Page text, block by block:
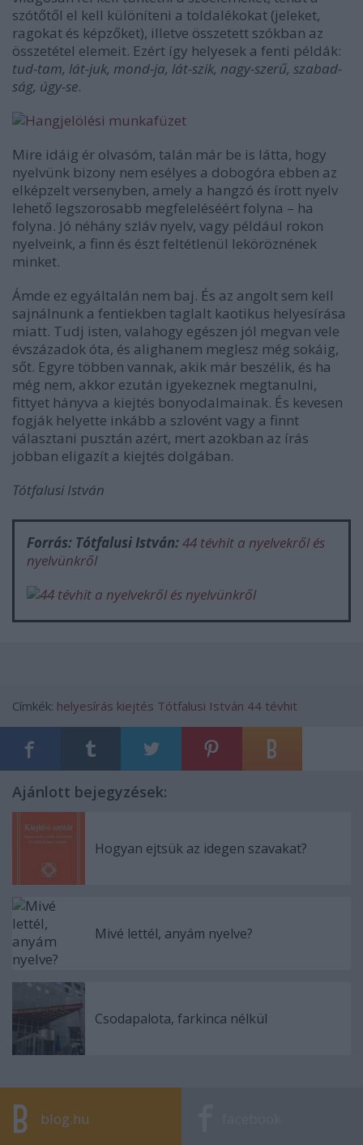
szótőtől el kell különíteni a toldalékokat (jeleket,
ragokat és képzőket), illetve összetett szókban az
összetétel elemeit. Ezért így helyesek a fenti példák:
tud-tam, lát-juk, mond-ja, lát-szik, nagy-szerű, szabad-
ság, úgy-se.
Mire idáig ér olvasóm, talán már be is látta, hogy
nyelvünk bizony nem esélyes a dobogóra ebben az
elképzelt versenyben, amely a hangzó és írott nyelv
lehető legszorosabb megfeleléséért folyna – ha
folyna. Jó néhány szláv nyelv, vagy például rokon
nyelveink, a finn és észt feltétlenül leköröznének
minket.
Ámde ez egyáltalán nem baj. És az angolt sem kell
sajnálnunk a fentiekben taglalt kaotikus helyesírása
miatt. Tudj isten, valahogy egészen jól megvan vele
évszázadok óta, és alighanem meglesz még sokáig,
sőt. Egyre többen vannak, akik már beszélik, és ha
még nem, akkor ezután igyekeznek megtanulni,
fittyet hányva a kiejtés bonyodalmainak. És kevesen
fogják helyette inkább a szlovént vagy a finnt
választani pusztán azért, mert azokban az írás
jobban eligazít a kiejtés dolgában.
Tótfalusi István
Forrás: Tótfalusi István:44 tévhit a nyelvekről és
nyelvünkről
Címkék: helyesírás kiejtés Tótfalusi István 44 tévhit
Ajánlott bejegyzések:
Hogyan ejtsük az idegen szavakat?
Mivé lettél, anyám nyelve?
Csodapalota, farkinca nélkül
blog.hu